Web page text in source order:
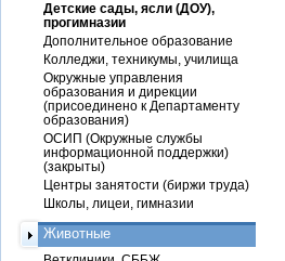
Детские сады, ясли (ДОУ),
прогимназии
Дополнительное образование
Колледжи, техникумы, училища
Окружные управления
образования и дирекции
(присоединено к Департаменту
образования)
ОСИП (Окружные службы
информационной поддержки)
(закрыты)
Центры занятости (биржи труда)
Школы, лицеи, гимназии
Животные